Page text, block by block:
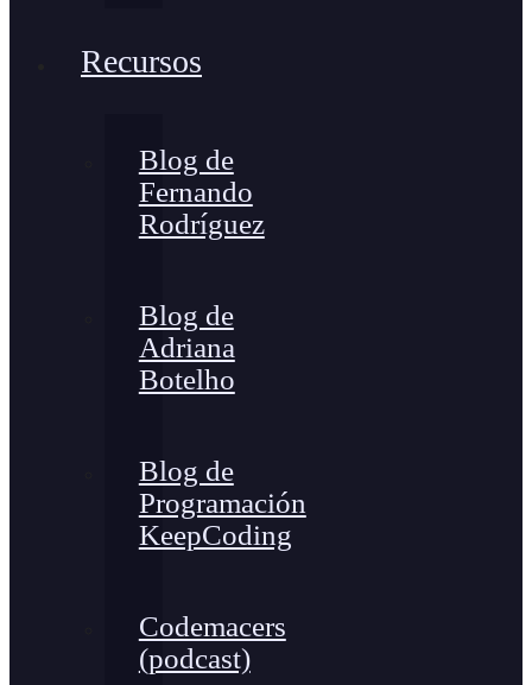
Recursos
Blog de
Fernando
Rodríguez
Blog de
Adriana
Botelho
Blog de
Programación
KeepCoding
Codemacers
(podcast)